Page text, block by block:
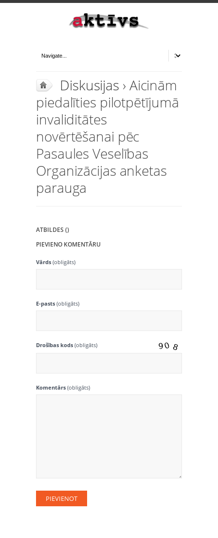
Diskusijas › Aicinām
piedalīties pilotpētījumā
invaliditātes
novērtēšanai pēc
Pasaules Veselības
Organizācijas anketas
parauga
ATBILDES ()
PIEVIENO KOMENTĀRU
Vārds (obligāts)
E-pasts (obligāts)
Drošības kods (obligāts)
Komentārs (obligāts)